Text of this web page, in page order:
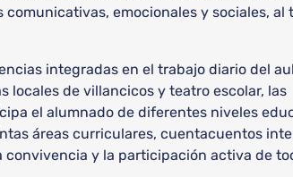
emocionales y sociales, al
integradas en el trabajo diario del
locales de villancicos y teatro escolar, las
el alumnado de diferentes niveles
áreas curriculares, cuentacuentos
y la participación activa de